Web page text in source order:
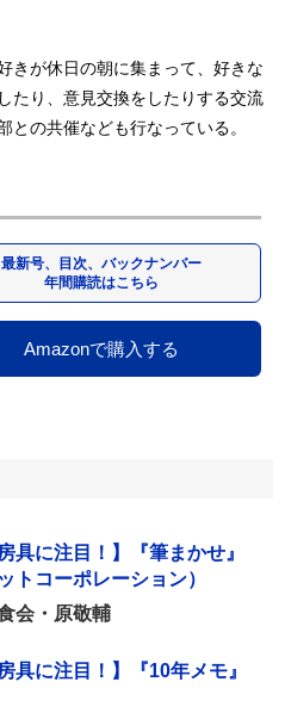
きが休日の朝に集まって、好きな
たり、意見交換をしたりする交流
の共催なども行なっている。
最新号、目次、バックナンバー
年間購読はこちら
Amazonで購入する
具に注目！】『筆まかせ』
トコーポレーション）
会・原敬輔
具に注目！】『10年メモ』